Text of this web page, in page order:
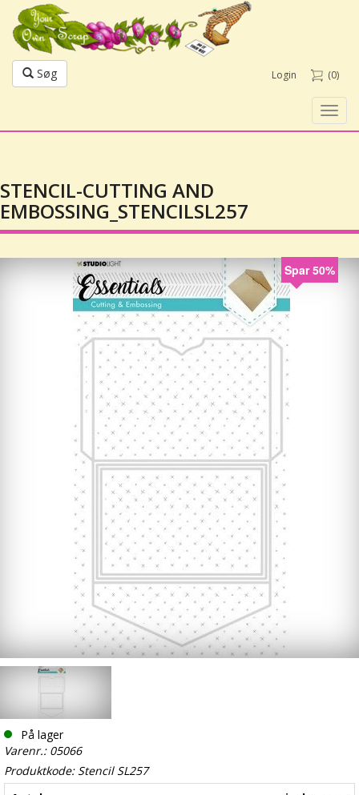
Søg Login (0)
STENCIL-CUTTING AND
EMBOSSING_STENCILSL257
Spar 50%
På lager
Varenr.: 05066
Produktkode: Stencil SL257